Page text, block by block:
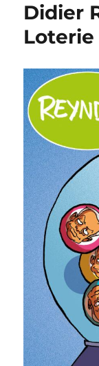
Didier
Loterie